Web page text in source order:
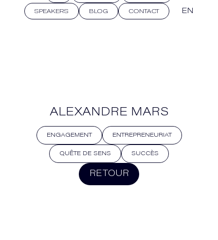
SPEAKERS BLOG CONTACT EN
ALEXANDRE MARS
ENGAGEMENT ENTREPRENEURIAT
QUÊTE DE SENS SUCCÈS
RETOUR